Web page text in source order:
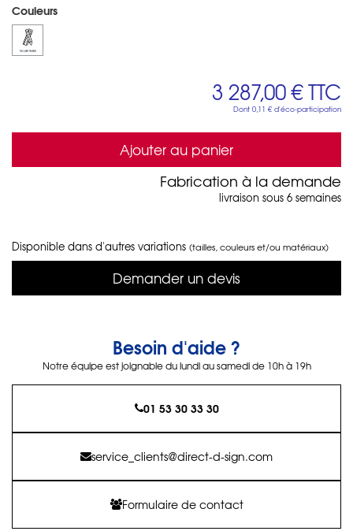
Couleurs
3 287,00 €TTC
Dont 0,11 € d'éco-participation
Ajouter au panier
Fabrication à la demande
livraison sous 6 semaines
Disponible dans d'autres variations (tailles, couleurs et/ou matériaux)
Demander un devis
Besoin d'aide ?
Notre équipe est joignable du lundi au samedi de 10h à 19h
01 53 30 33 30
service_clients@direct-d-sign.com
Formulaire de contact